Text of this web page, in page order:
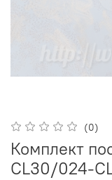
(0)
Комплект
CL30/024-